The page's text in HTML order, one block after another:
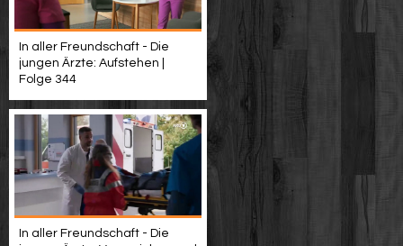
In aller Freundschaft - Die
jungen Ärzte: Aufstehen |
Folge 344
In aller Freundschaft - Die